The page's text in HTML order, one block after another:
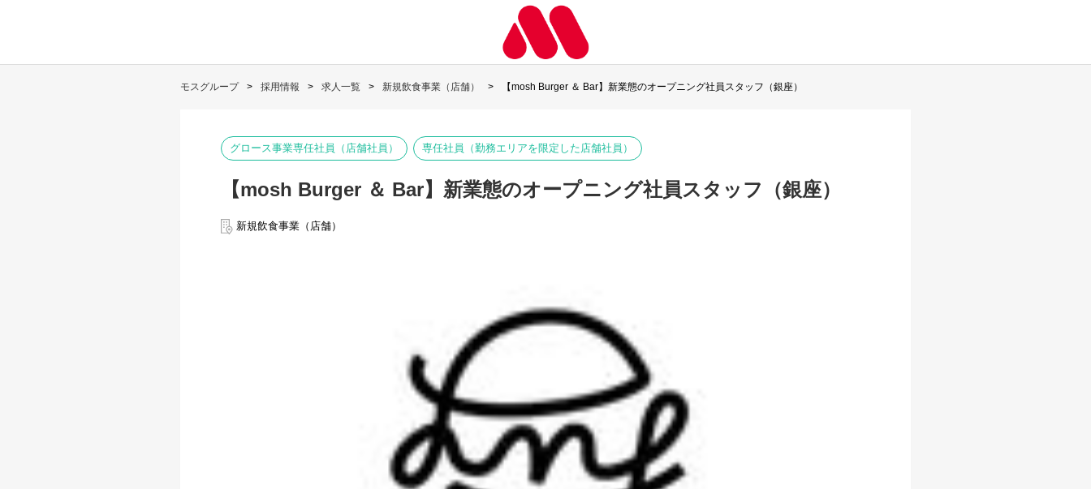
モスグループ 採用情報 求人一覧 新規飲食事業（店舗） 【mosh Burger ＆ Bar】新業態のオープニング社員スタッフ（銀座）
グロース事業専任社員（店舗社員） 専任社員（勤務エリアを限定した店舗社員）
【mosh Burger ＆ Bar】新業態のオープニング社員スタッフ（銀座）
新規飲食事業（店舗）